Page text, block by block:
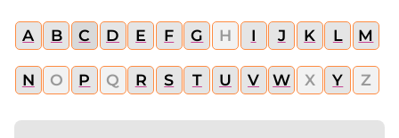
A B C D E F G H I J K L M
N O P Q R S T U V W X Y Z